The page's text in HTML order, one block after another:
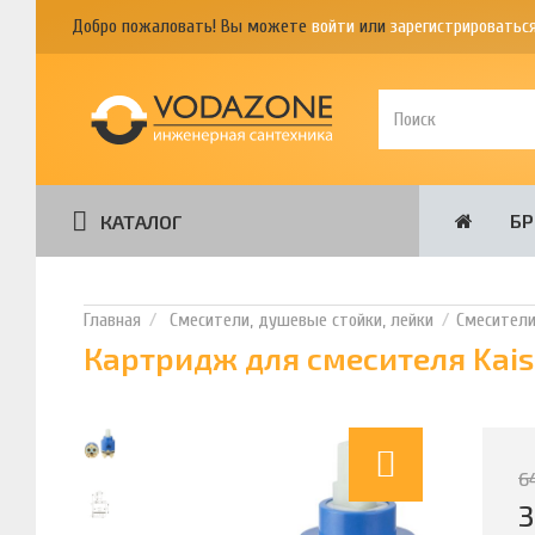
Добро пожаловать! Вы можете войти или
КАТАЛОГ
Смесители, душевые стойки, лейки
Картридж для смесителя